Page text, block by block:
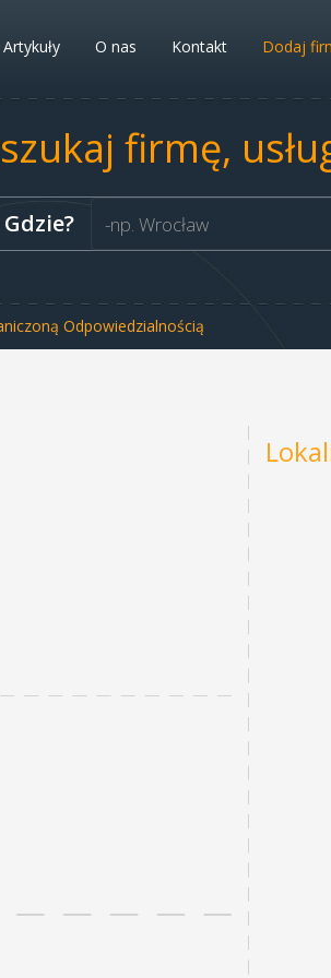
Artykuły O nas Kontakt Dodaj
firmę,
Gdzie?
Odpowiedzialnością